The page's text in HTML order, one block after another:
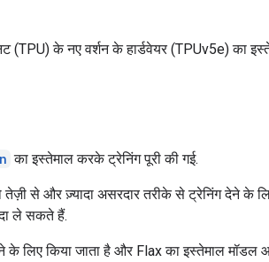
(TPU) के नए वर्शन के हार्डवेयर (TPUv5e) का
का इस्तेमाल करके ट्रेनिंग पूरी की गई.
तेज़ी से और ज़्यादा असरदार तरीके से ट्रेनिंग देने के
ले सकते हैं.
लिए किया जाता है और Flax का इस्तेमाल मॉडल